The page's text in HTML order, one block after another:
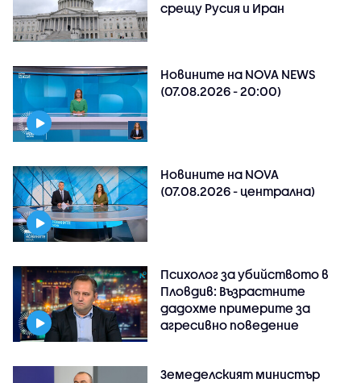
срещу Русия и Иран
Новините на NOVA NEWS
(07.08.2026 - 20:00)
Новините на NOVA
(07.08.2026 - централна)
Психолог за убийството в
Пловдив: Възрастните
дадохме примерите за
агресивно поведение
Земеделският министър